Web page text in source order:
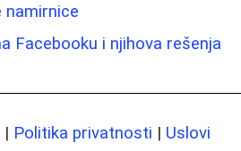
namirnice
Facebooku i njihova rešenja
| Politika privatnosti | Uslovi